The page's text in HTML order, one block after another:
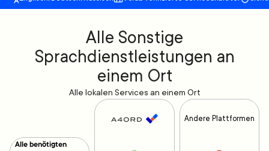
Alle Sonstige
Sprachdienstleistungen an
einem Ort
Alle lokalen Services an einem Ort
Alle benötigten
Andere Plattformen